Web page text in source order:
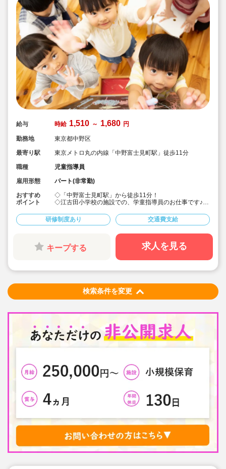
給与 時給 1,510 ～ 1,680 円
勤務地
東京都中野区
最寄り駅
東京メトロ丸の内線「中野富士見町駅」徒歩11分
職種
児童指導員
雇用形態
パート(非常勤)
おすすめ
ポイント
◇「中野富士見町駅」から徒歩11分！
◇江古田小学校の施設での、学童指導員のお仕事です♪
ど、様々な資格を持った職員さんたちが働いています！
◇時給1,510円～/早番・遅番は時給UP★
◇永年勤続表彰、慶弔見舞金制度あり！
◇未経験者も歓迎です！勤務時間・日数はご相談くださ
◇子どもたちが放課後の時間に、安全・安心な環境で、
研修制度あり 交通費支給
キープする 求人を見る
検索条件を変更